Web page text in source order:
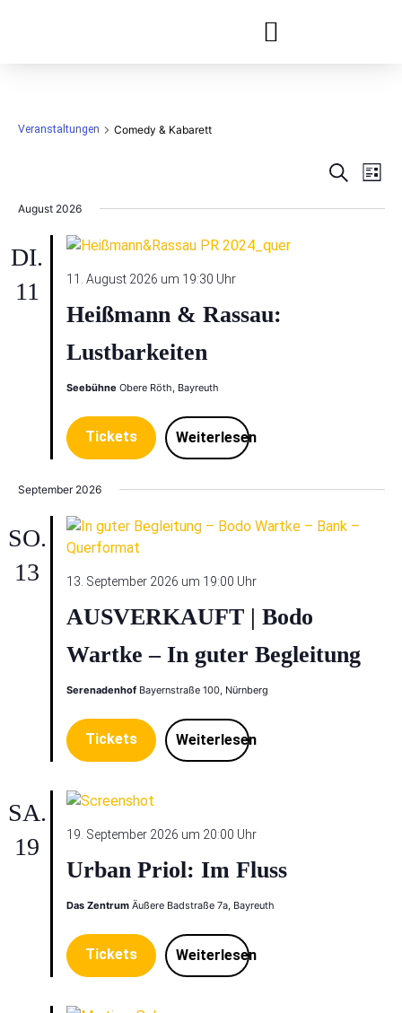
Veranstaltungen Comedy & Kabarett
Suche
Liste
August 2026
DI.
11
11. August 2026 um 19:30 Uhr
Heißmann & Rassau:
Lustbarkeiten
Seebühne Obere Röth, Bayreuth
Tickets Weiterlesen
September 2026
SO.
13
13. September 2026 um 19:00 Uhr
AUSVERKAUFT | Bodo
Wartke – In guter Begleitung
Serenadenhof Bayernstraße 100, Nürnberg
Tickets Weiterlesen
SA.
19
19. September 2026 um 20:00 Uhr
Urban Priol: Im Fluss
Das Zentrum Äußere Badstraße 7a, Bayreuth
Tickets Weiterlesen